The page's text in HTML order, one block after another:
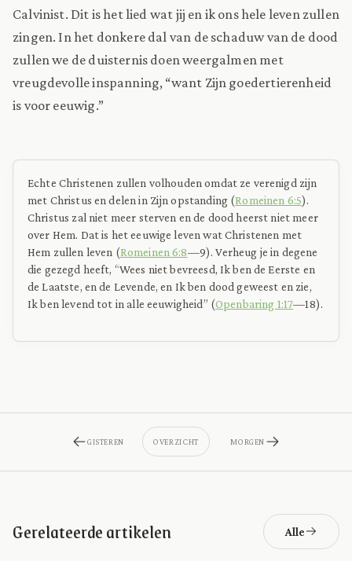
Calvinist. Dit is het lied wat jij en ik ons hele leven zullen
zingen. In het donkere dal van de schaduw van de dood
zullen we de duisternis doen weergalmen met
vreugdevolle inspanning, “want Zijn goedertierenheid
is voor eeuwig.”
Echte Christenen zullen volhouden omdat ze verenigd zijn
met Christus en delen in Zijn opstanding (Romeinen 6:5).
Christus zal niet meer sterven en de dood heerst niet meer
over Hem. Dat is het eeuwige leven wat Christenen met
Hem zullen leven (Romeinen 6:8—9). Verheug je in degene
die gezegd heeft, “Wees niet bevreesd, Ik ben de Eerste en
de Laatste, en de Levende, en Ik ben dood geweest en zie,
Ik ben levend tot in alle eeuwigheid” (Openbaring 1:17—18).
GISTEREN OVERZICHT MORGEN
Gerelateerde artikelen Alle